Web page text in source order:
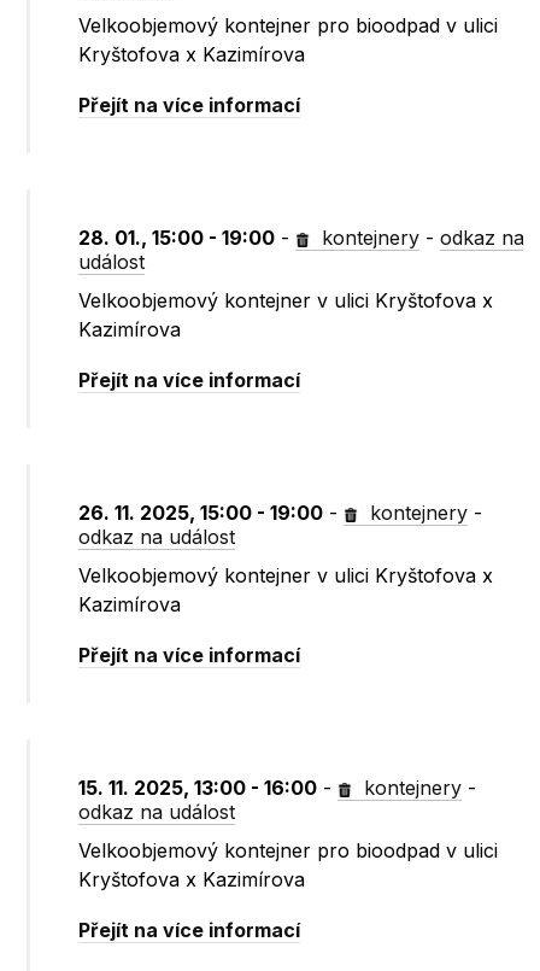
Velkoobjemový kontejner pro bioodpad v ulici
Kryštofova x Kazimírova
Přejít na více informací
28. 01., 15:00 - 19:00 - kontejnery -odkaz na
událost
Velkoobjemový kontejner v ulici Kryštofova x
Kazimírova
Přejít na více informací
26. 11. 2025, 15:00 - 19:00 - kontejnery -
odkaz na událost
Velkoobjemový kontejner v ulici Kryštofova x
Kazimírova
Přejít na více informací
15. 11. 2025, 13:00 - 16:00 - kontejnery -
odkaz na událost
Velkoobjemový kontejner pro bioodpad v ulici
Kryštofova x Kazimírova
Přejít na více informací